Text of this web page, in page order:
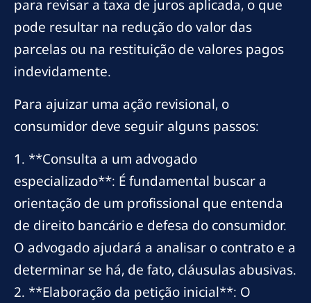
para revisar a taxa de juros aplicada, o que
pode resultar na redução do valor das
parcelas ou na restituição de valores pagos
indevidamente.
Para ajuizar uma ação revisional, o
consumidor deve seguir alguns passos:
1. **Consulta a um advogado
especializado**: É fundamental buscar a
orientação de um profissional que entenda
de direito bancário e defesa do consumidor.
O advogado ajudará a analisar o contrato e a
determinar se há, de fato, cláusulas abusivas.
2. **Elaboração da petição inicial**: O